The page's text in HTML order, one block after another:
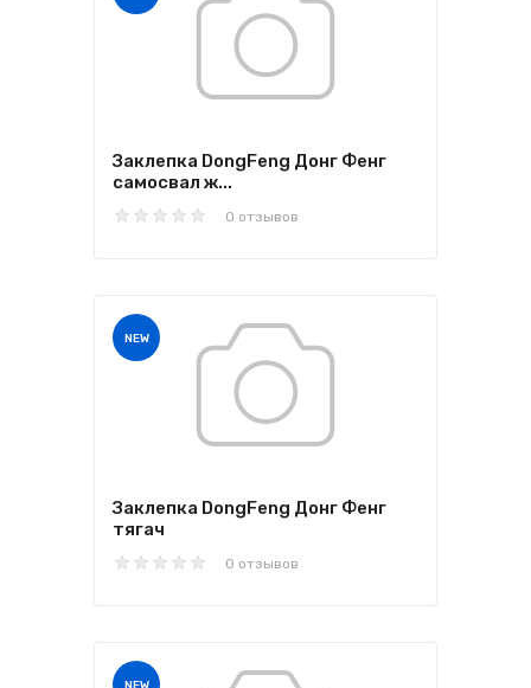
Заклепка DongFeng Донг Фенг
самосвал ж...
0 отзывов
NEW
Заклепка DongFeng Донг Фенг
тягач
0 отзывов